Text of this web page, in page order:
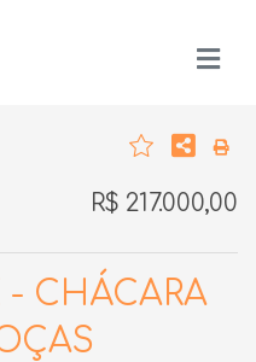
R$ 217.000,00
CHÁCARA